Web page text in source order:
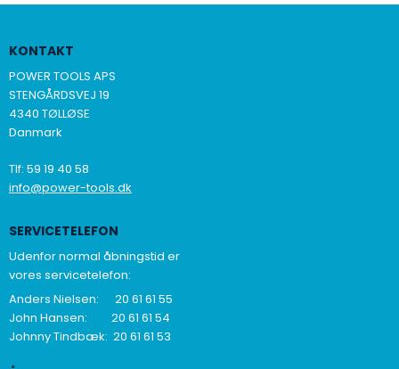
KONTAKT
POWER TOOLS APS
STENGÅRDSVEJ 19
4340 TØLLØSE
Danmark
Tlf: 59 19 40 58
info@power-tools.dk
SERVICETELEFON
Udenfor normal åbningstid er
vores servicetelefon:
Anders Nielsen: 20 61 61 55
John Hansen: 20 61 61 54
Johnny Tindbæk: 20 61 61 53